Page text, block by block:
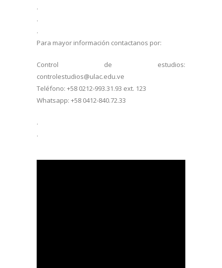
.
.
.
Para mayor información contactanos por:
Control de estudios:
controlestudios@ulac.edu.ve
Teléfono: +58 0212-993.31.93 ext. 123
Whatsapp: +58 0412-840.72.33
.
.